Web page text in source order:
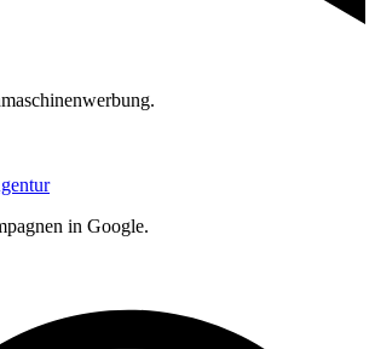
in Google.